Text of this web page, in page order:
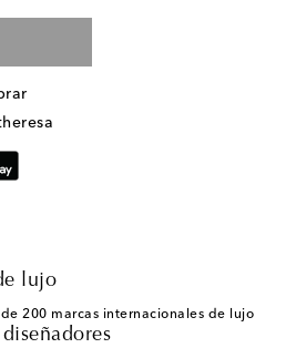
lujo
200 marcas internacionales de lujo